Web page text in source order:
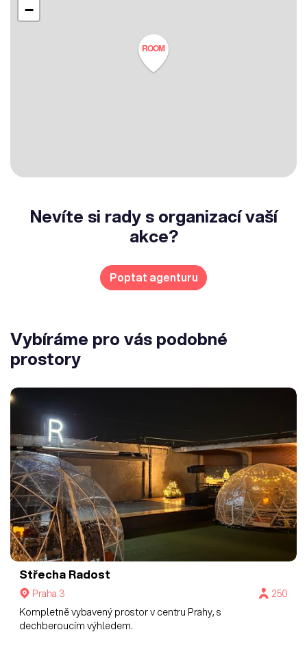
ROOM
−
Nevíte si rady s organizací vaší
akce?
Poptat agenturu
Vybíráme pro vás podobné
prostory
Střecha Radost
Praha 3
250
Kompletně vybavený prostor v centru Prahy, s
dechberoucím výhledem.